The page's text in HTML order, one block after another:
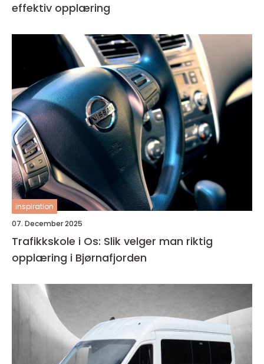
effektiv opplæring
inspiration
07. December 2025
Trafikkskole i Os: Slik velger man riktig
opplæring i Bjørnafjorden